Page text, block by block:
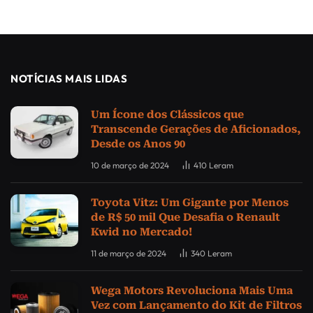
NOTÍCIAS MAIS LIDAS
Um Ícone dos Clássicos que
Transcende Gerações de Aficionados,
Desde os Anos 90
10 de março de 2024 410 Leram
Toyota Vitz: Um Gigante por Menos
de R$ 50 mil Que Desafia o Renault
Kwid no Mercado!
11 de março de 2024 340 Leram
Wega Motors Revoluciona Mais Uma
Vez com Lançamento do Kit de Filtros